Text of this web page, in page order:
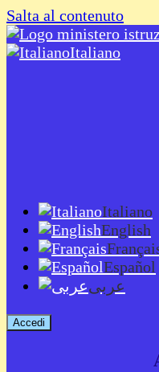
Salta al contenuto
Italiano
Italiano
English
Español
عربى
Accedi